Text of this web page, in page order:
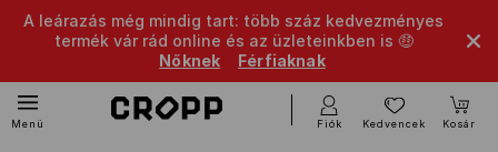
A leárazás még mindig tart: több száz kedvezményes
termék vár rád online és az üzleteinkben is 🤑
Nőknek
Férfiaknak
Menü Fiók Kedvencek Kosár